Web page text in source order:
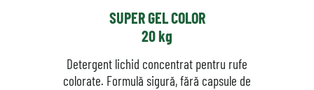
SUPER GEL COLOR
20 kg
Detergent lichid concentrat pentru rufe
colorate. Formulă sigură, fără capsule de